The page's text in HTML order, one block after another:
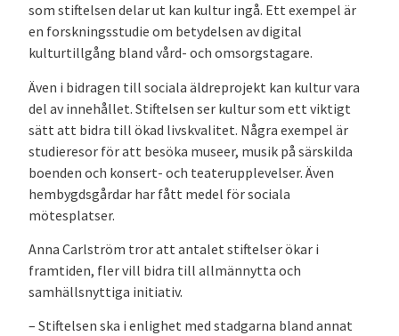
som stiftelsen delar ut kan kultur ingå. Ett exempel är
en forskningsstudie om betydelsen av digital
kulturtillgång bland vård- och omsorgstagare.
Även i bidragen till sociala äldreprojekt kan kultur vara
del av innehållet. Stiftelsen ser kultur som ett viktigt
sätt att bidra till ökad livskvalitet. Några exempel är
studieresor för att besöka museer, musik på särskilda
boenden och konsert- och teaterupplevelser. Även
hembygdsgårdar har fått medel för sociala
mötesplatser.
Anna Carlström tror att antalet stiftelser ökar i
framtiden, fler vill bidra till allmännytta och
samhällsnyttiga initiativ.
– Stiftelsen ska i enlighet med stadgarna bland annat